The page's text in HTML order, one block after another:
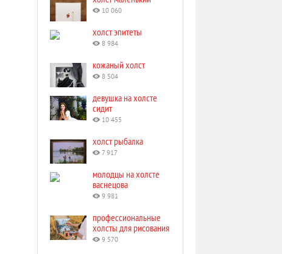
10 060
холст эпитеты
8 984
кожаный холст
8 504
девушка на холсте
сидит
10 455
холст рыбалка
7 917
молодцы на холсте
васнецова
9 981
профессиональные
холсты для рисования
9 570